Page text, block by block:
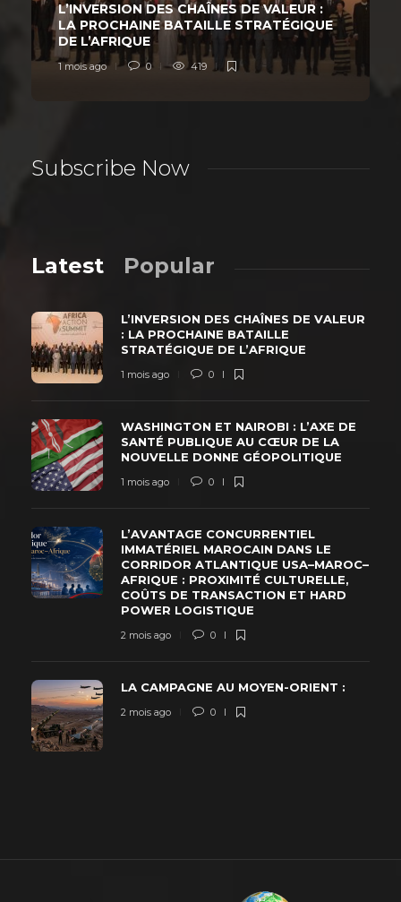
L’INVERSION DES CHAÎNES DE VALEUR :
LA PROCHAINE BATAILLE STRATÉGIQUE
DE L’AFRIQUE
1 mois ago 0 419
Subscribe Now
Latest Popular
L’INVERSION DES CHAÎNES DE VALEUR
: LA PROCHAINE BATAILLE
STRATÉGIQUE DE L’AFRIQUE
1 mois ago 0
WASHINGTON ET NAIROBI : L’AXE DE
SANTÉ PUBLIQUE AU CŒUR DE LA
NOUVELLE DONNE GÉOPOLITIQUE
1 mois ago 0
L’AVANTAGE CONCURRENTIEL
IMMATÉRIEL MAROCAIN DANS LE
CORRIDOR ATLANTIQUE USA–MAROC–
AFRIQUE : PROXIMITÉ CULTURELLE,
COÛTS DE TRANSACTION ET HARD
POWER LOGISTIQUE
2 mois ago 0
LA CAMPAGNE AU MOYEN-ORIENT :
2 mois ago 0